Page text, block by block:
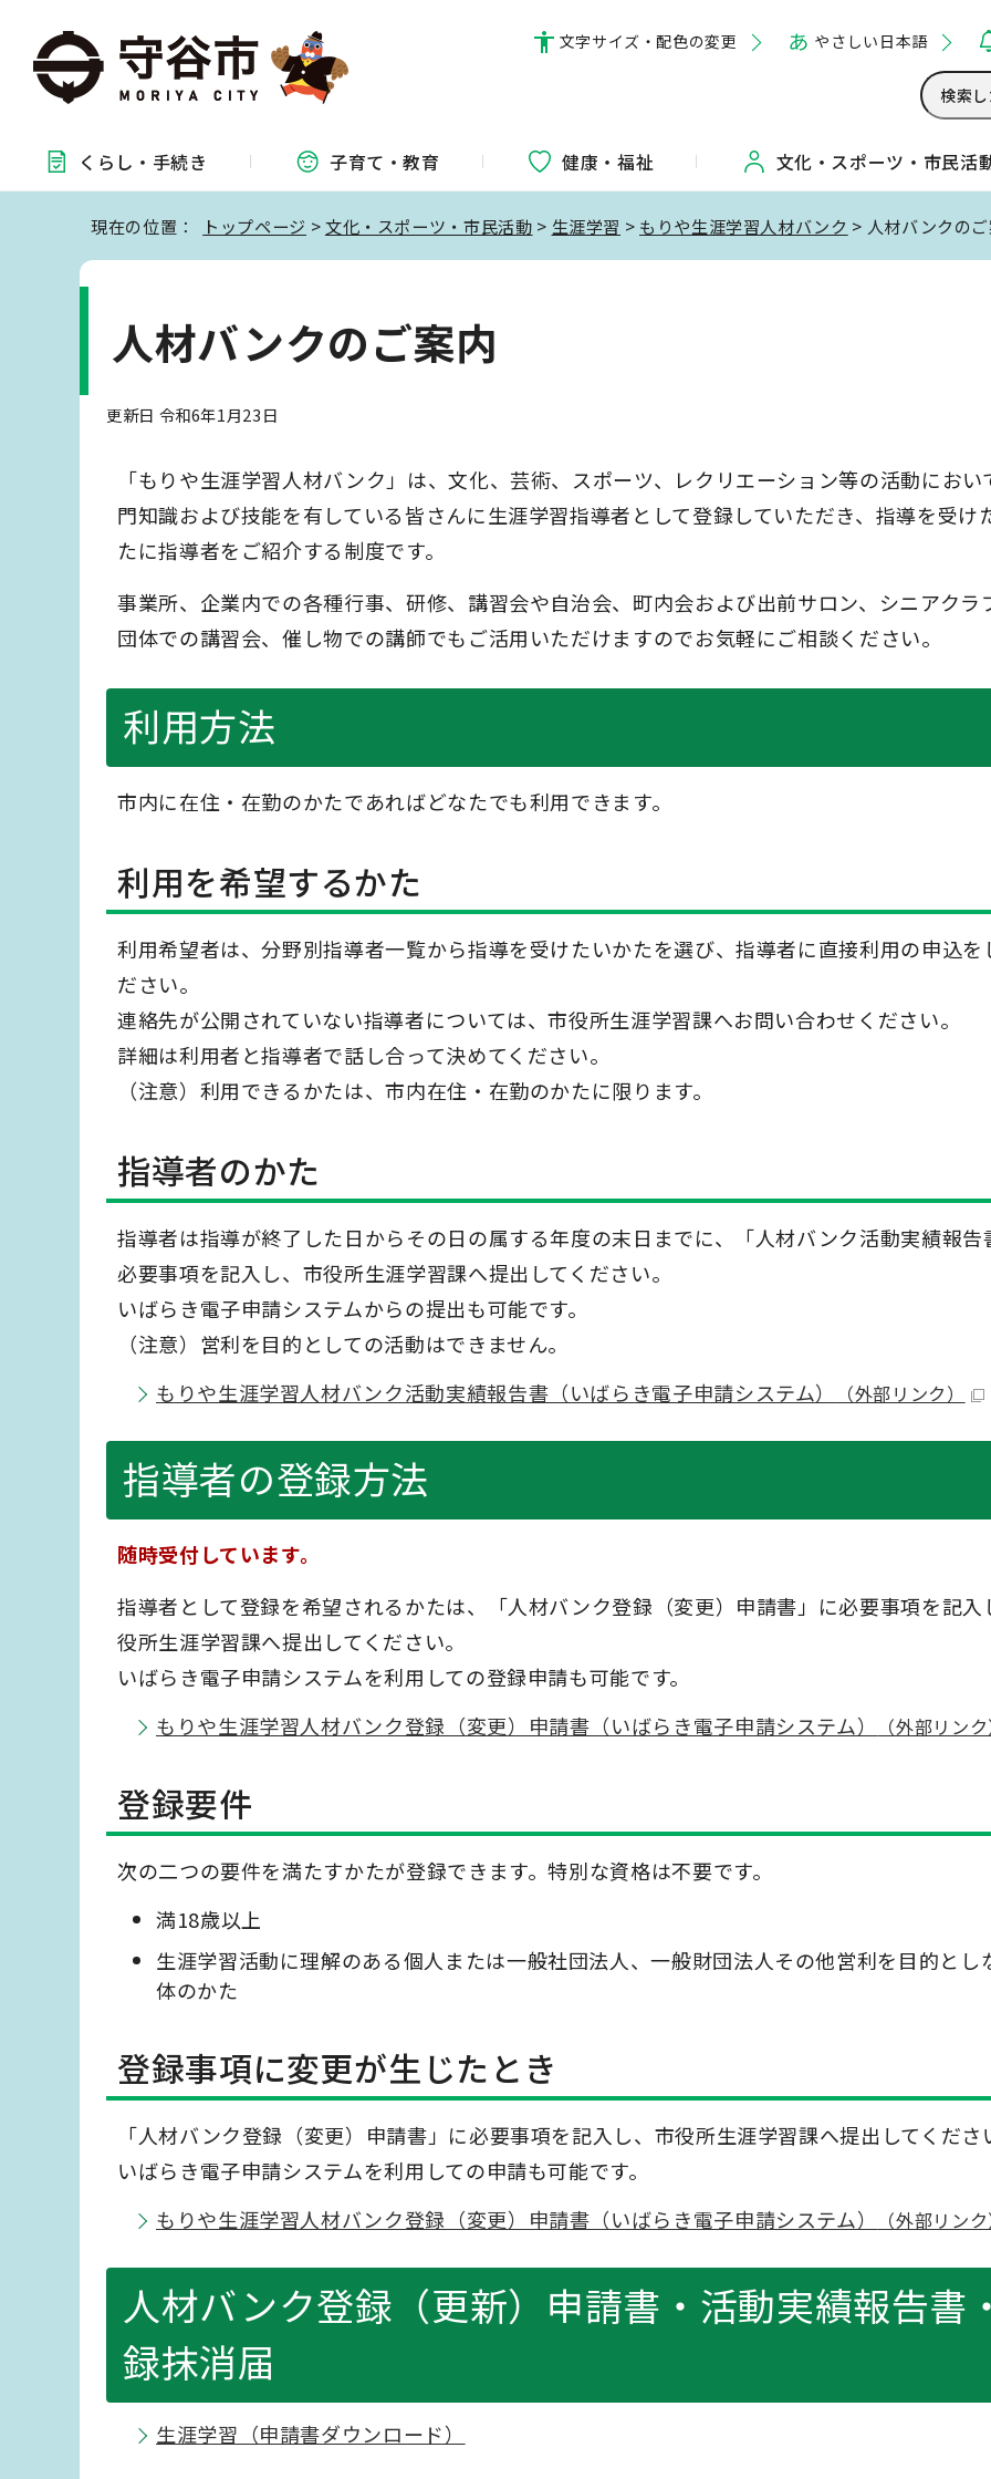
文字サイズ・配色の変更 やさしい日本語
くらし・ 手続き 子育て・教育 健康・福祉 文化・ スポーツ・ 市民活
現在の位置： トップページ >文化・スポーツ・市民活動 > 生涯学習 > もりや生涯学習人材バンク > 人材バンクの
人材バンクのご案内
更新日 令和6年1月23日
「もりや生涯学習人材バンク」は、文化、芸術、スポーツ、レクリエーション等の活動におい
門知識および技能を有している皆さんに生涯学習指導者として登録していただき、指導を受け
たに指導者をご紹介する制度です。
事業所、企業内での各種行事、研修、講習会や自治会、町内会および出前サロン、シニアクラ
団体での講習会、催し物での講師でもご活用いただけますのでお気軽にご相談ください。
利用方法
市内に在住・在勤のかたであればどなたでも利用できます。
利用を希望するかた
利用希望者は、分野別指導者一覧から指導を受けたいかたを選び、指導者に直接利用の申込を
ださい。
連絡先が公開されていない指導者については、市役所生涯学習課へお問い合わせください。
詳細は利用者と指導者で話し合って決めてください。
（注意）利用できるかたは、市内在住・在勤のかたに限ります。
指導者のかた
指導者は指導が終了した日からその日の属する年度の末日までに、「人材バンク活動実績報告
必要事項を記入し、市役所生涯学習課へ提出してください。
いばらき電子申請システムからの提出も可能です。
（注意）営利を目的としての活動はできません。
もりや生涯学習人材バンク活動実績報告書（いばらき電子申請システム）
（外部リンク）
指導者の登録方法
随時受付しています。
指導者として登録を希望されるかたは、「人材バンク登録（変更）申請書」に必要事項を記入
役所生涯学習課へ提出してください。
いばらき電子申請システムを利用しての登録申請も可能です。
もりや生涯学習人材バンク登録（変更）申請書（いばらき電子申請システム）
（外部リン
登録要件
次の二つの要件を満たすかたが登録できます。特別な資格は不要です。
満18歳以上
生涯学習活動に理解のある個人または一般社団法人、一般財団法人その他営利を目的とし
体のかた
登録事項に変更が生じたとき
「人材バンク登録（変更）申請書」に必要事項を記入し、市役所生涯学習課へ提出してくださ
いばらき電子申請システムを利用しての申請も可能です。
もりや生涯学習人材バンク登録（変更）申請書（いばらき電子申請システム）
（外部リン
人材バンク登録（更新）申請書・活動実績報告書
録抹消届
生涯学習（申請書ダウンロード）